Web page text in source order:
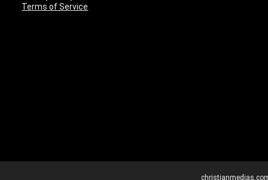
Terms of Service